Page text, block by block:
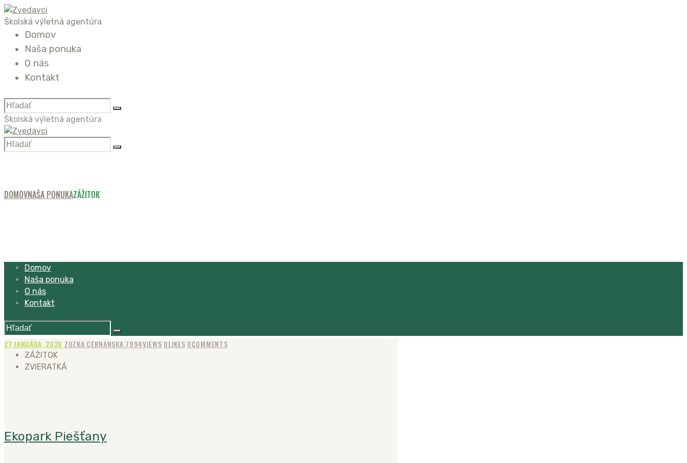
Školská výletná agentúra
Domov
Naša ponuka
O nás
Kontakt
Školská výletná agentúra
DOMOVNAŠA PONUKAZÁŽITOK
Domov
Naša ponuka
O nás
Kontakt
27 JANUÁRA, 2026 ZUZKA CERNANSKA 7994VIEWS 0LIKES 0COMMENTS
ZÁŽITOK
ZVIERATKÁ
Ekopark Piešťany